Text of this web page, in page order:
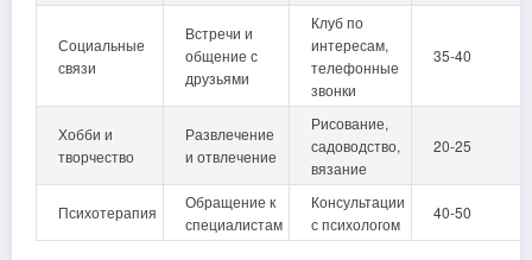
Социальные
связи
Встречи и
общение с
друзьями
Клуб по
интересам,
телефонные
звонки
35-40
Хобби и
творчество
Развлечение
и отвлечение
Рисование,
садоводство,
вязание
20-25
Психотерапия
Обращение к
специалистам
Консультации
с психологом
40-50